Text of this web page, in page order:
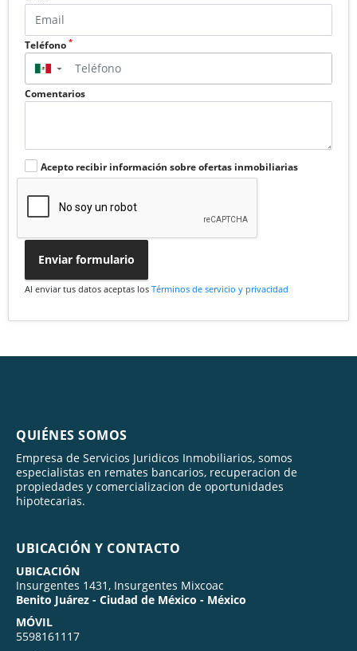
Teléfono *
▼
Comentarios
Acepto recibir información sobre ofertas inmobiliarias
Enviar formulario
Al enviar tus datos aceptas los Términos de servicio y privacidad
QUIÉNES SOMOS
Empresa de Servicios Juridicos Inmobiliarios, somos
especialistas en remates bancarios, recuperacion de
propiedades y comercializacion de oportunidades
hipotecarias.
UBICACIÓN Y CONTACTO
UBICACIÓN
Insurgentes 1431, Insurgentes Mixcoac
Benito Juárez - Ciudad de México - México
MÓVIL
5598161117